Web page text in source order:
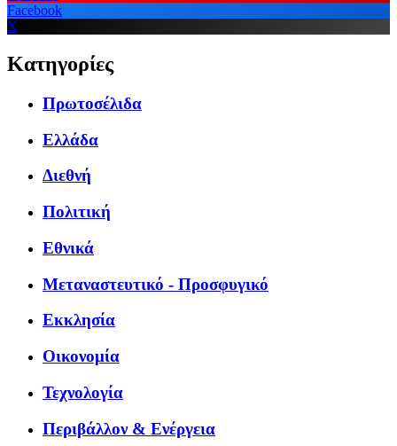
Facebook
X
Κατηγορίες
Πρωτοσέλιδα
Ελλάδα
Διεθνή
Πολιτική
Εθνικά
Μεταναστευτικό - Προσφυγικό
Εκκλησία
Οικονομία
Τεχνολογία
Περιβάλλον & Ενέργεια